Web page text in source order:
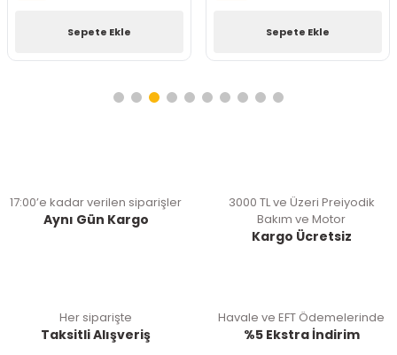
Sepete Ekle Sepete Ekle
17:00’e kadar verilen siparişler
Aynı Gün Kargo
3000 TL ve Üzeri Preiyodik
Bakım ve Motor
Kargo Ücretsiz
Her siparişte
Taksitli Alışveriş
Havale ve EFT Ödemelerinde
%5 Ekstra İndirim